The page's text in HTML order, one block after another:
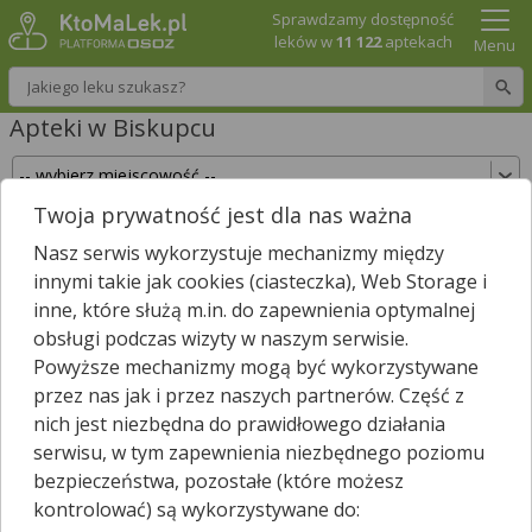
Wpisz nazwę leku
Sprawdzamy dostępność
leków w11 122aptekach Menu
Apteki w Biskupcu
Sprawdź, które apteki w Biskupcu posiadają
Twój lek i zarezerwuj go już teraz!
Wpisz nazwę leku
W Biskupcu jest
aptek.
Wybierz typ aptek
Twoja prywatność jest dla nas ważna
Nasz serwis wykorzystuje mechanizmy między
innymi takie jak cookies (ciasteczka), Web Storage i
inne, które służą m.in. do zapewnienia optymalnej
obsługi podczas wizyty w naszym serwisie.
Powyższe mechanizmy mogą być wykorzystywane
przez nas jak i przez naszych partnerów. Część z
nich jest niezbędna do prawidłowego działania
serwisu, w tym zapewnienia niezbędnego poziomu
bezpieczeństwa, pozostałe (które możesz
kontrolować) są wykorzystywane do: